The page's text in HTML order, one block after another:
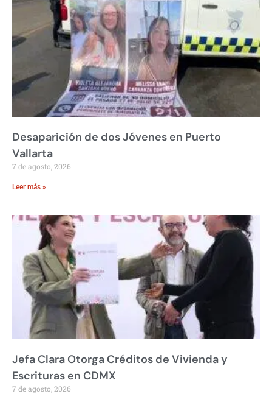
Desaparición de dos Jóvenes en Puerto
Vallarta
7 de agosto, 2026
Leer más »
Jefa Clara Otorga Créditos de Vivienda y
Escrituras en CDMX
7 de agosto, 2026